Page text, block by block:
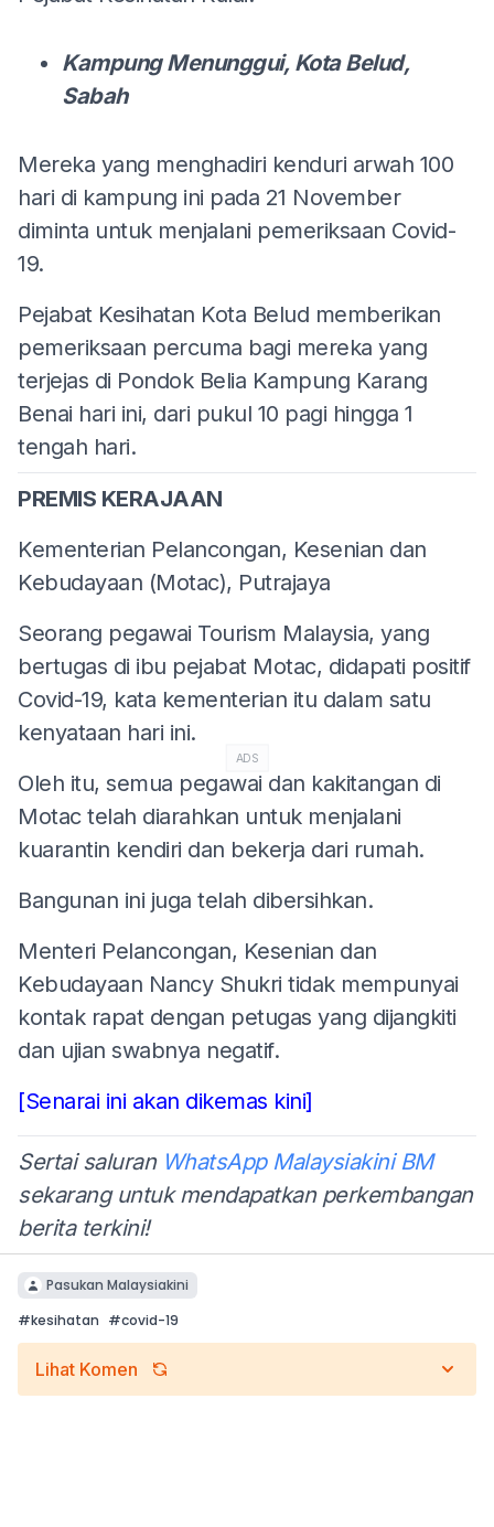
Kampung Menunggui, Kota Belud,
Sabah
Mereka yang menghadiri kenduri arwah 100
hari di kampung ini pada 21 November
diminta untuk menjalani pemeriksaan Covid-
19.
Pejabat Kesihatan Kota Belud memberikan
pemeriksaan percuma bagi mereka yang
terjejas di Pondok Belia Kampung Karang
Benai hari ini, dari pukul 10 pagi hingga 1
tengah hari.
PREMIS KERAJAAN
Kementerian Pelancongan, Kesenian dan
Kebudayaan (Motac), Putrajaya
Seorang pegawai Tourism Malaysia, yang
bertugas di ibu pejabat Motac, didapati positif
Covid-19, kata kementerian itu dalam satu
kenyataan hari ini.
ADS
Oleh itu, semua pegawai dan kakitangan di
Motac telah diarahkan untuk menjalani
kuarantin kendiri dan bekerja dari rumah.
Bangunan ini juga telah dibersihkan.
Menteri Pelancongan, Kesenian dan
Kebudayaan Nancy Shukri tidak mempunyai
kontak rapat dengan petugas yang dijangkiti
dan ujian swabnya negatif.
[Senarai ini akan dikemas kini]
Sertai saluran WhatsApp Malaysiakini BM
sekarang untuk mendapatkan perkembangan
berita terkini!
Pasukan Malaysiakini
#kesihatan #covid-19
Lihat Komen